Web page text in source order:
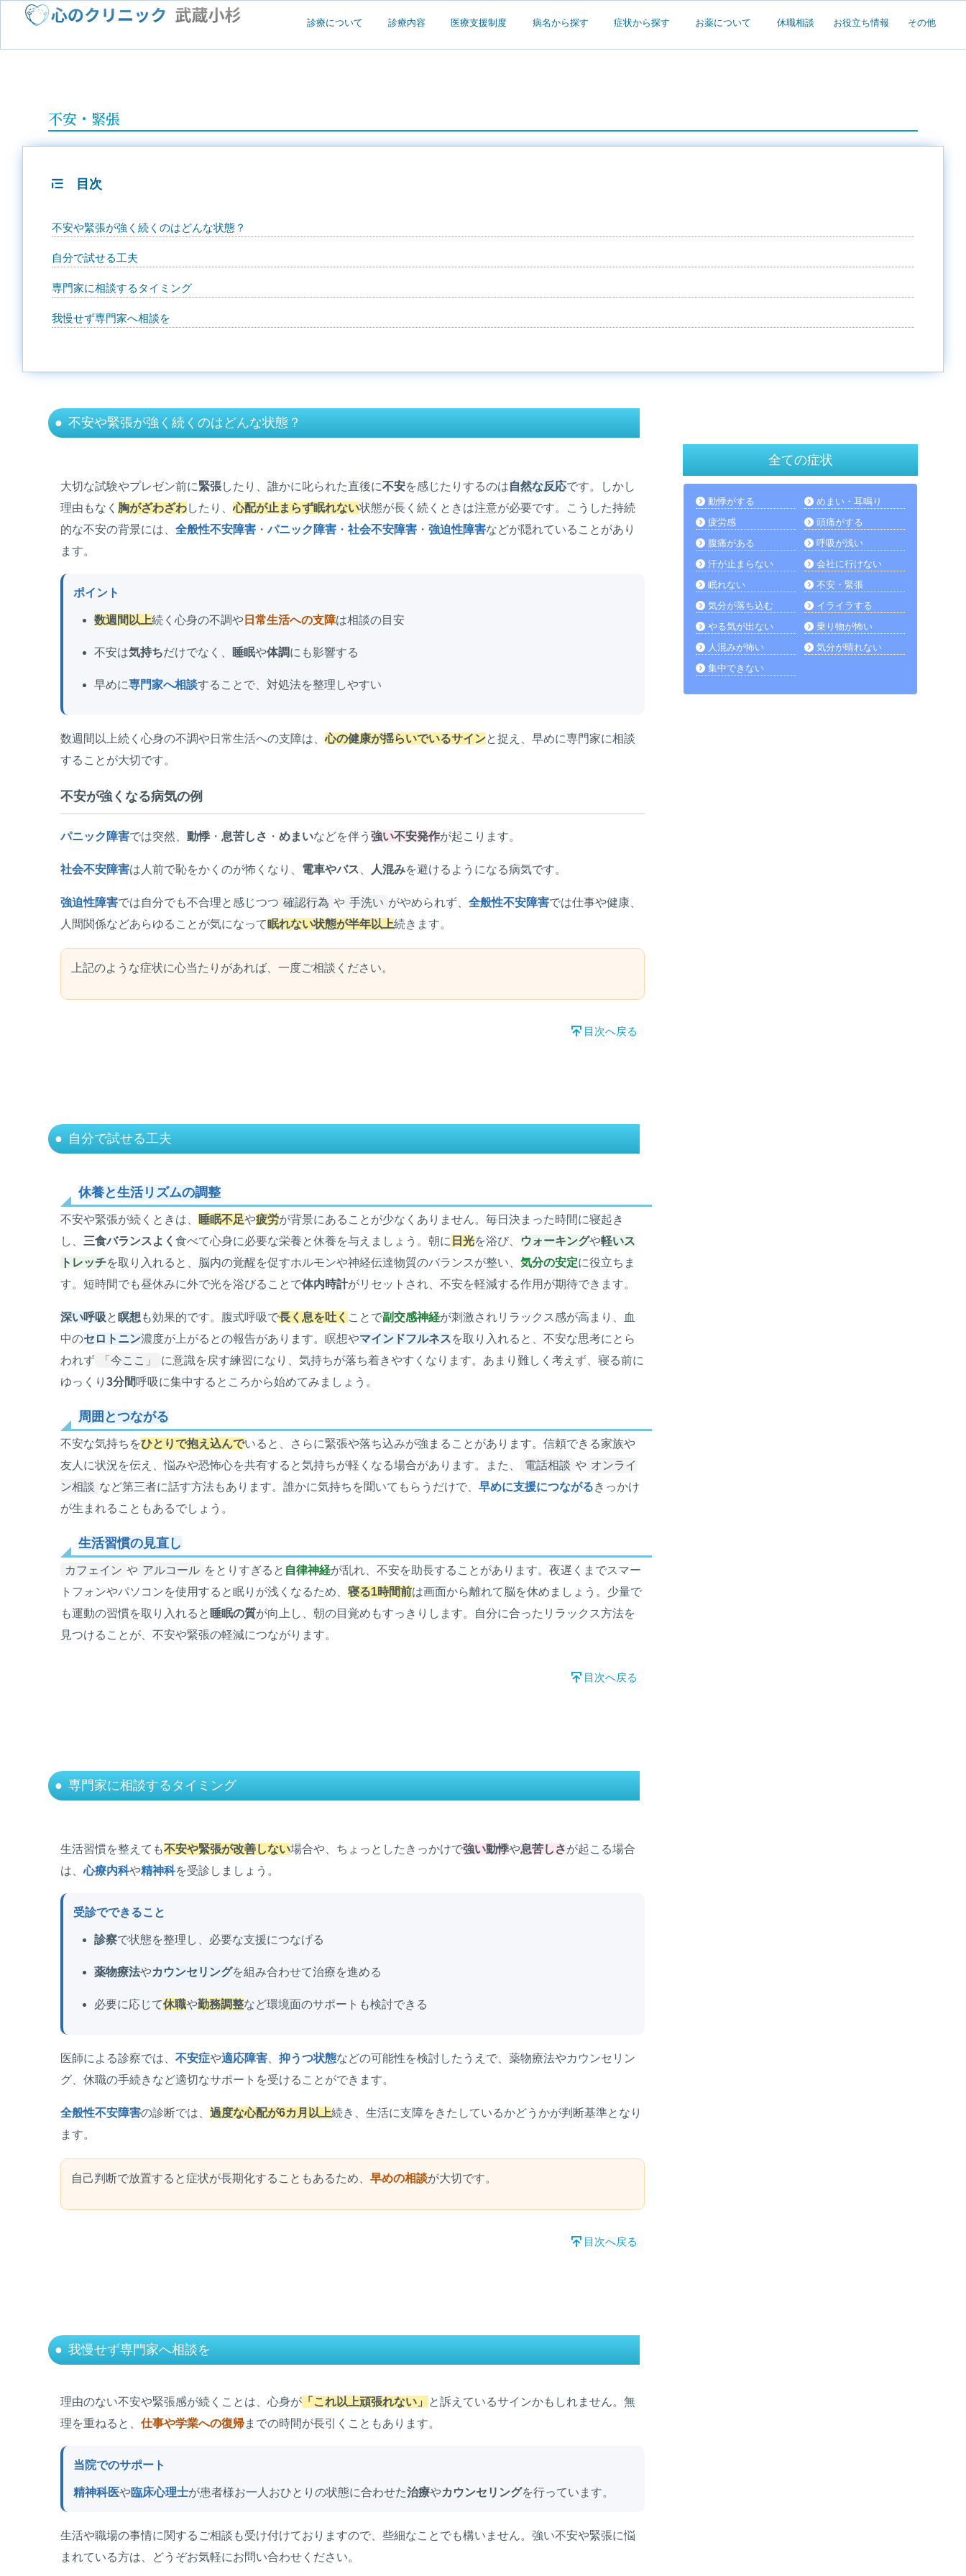
診療について 診療内容 医療支援制度 病名から探す 症状から探す お薬について 休職相談 お役立ち情報 その他
不安・緊張
目次
不安や緊張が強く続くのはどんな状態？
自分で試せる工夫
専門家に相談するタイミング
我慢せず専門家へ相談を
不安や緊張が強く続くのはどんな状態？
大切な試験やプレゼン前に緊張したり、誰かに叱られた直後に不安を感じたりするのは自然な反応です。しかし
理由もなく 胸がざわざわしたり、心配が止まらず眠れない状態が長く続くときは注意が必要です。こうした持続
的な不安の背景には、全般性不安障害 ・パニック障害 ・社会不安障害 ・強迫性障害などが隠れていることがあり
ます。
ポイント
数週間以上続く心身の不調や 日常生活への支障は相談の目安
不安は気持ちだけでなく、 睡眠や体調にも影響する
早めに専門家へ相談することで、対処法を整理しやすい
数週間以上続く心身の不調や日常生活への支障は、心の健康が揺らいでいるサインと捉え、早めに専門家に相談
することが大切です。
不安が強くなる病気の例
パニック障害では突然、動悸 ・ 息苦しさ ・めまいなどを伴う強い不安発作が起こります。
社会不安障害は人前で恥をかくのが怖くなり、 電車やバス 人混みを避けるようになる病気です。
強迫性障害では自分でも不合理と感じつつ 確認行為 や 手洗い がやめられず、全般性不安障害では仕事や健康、
人間関係などあらゆることが気になって眠れない状態が半年以上続きます。
上記のような症状に心当たりがあれば、一度ご相談ください。
目次へ戻る
自分で試せる工夫
休養と生活リズムの調整
不安や緊張が続くときは、 睡眠不足や疲労が背景にあることが少なくありません。毎日決まった時間に寝起き
し、 三食バランスよく食べて心身に必要な栄養と休養を与えましょう。朝に 日光を浴び、 ウォーキングや軽いス
トレッチを取り入れると、脳内の覚醒を促すホルモンや神経伝達物質のバランスが整い、気分の安定に役立ちま
す。短時間でも昼休みに外で光を浴びることで体内時計がリセットされ、不安を軽減する作用が期待できます。
深い呼吸と瞑想 も効果的です。腹式呼吸で長く息を吐く ことで副交感神経が刺激されリラックス感が高まり、血
中のセロトニン濃度が上がるとの報告があります。瞑想やマインドフルネスを取り入れると、不安な思考にとら
われず
「今ここ」
に意識を戻す練習になり、気持ちが落ち着きやすくなります。あまり難しく考えず、寝る前に
ゆっくり3分間呼吸に集中するところから始めてみましょう。
周囲とつながる
不安な気持ちをひとりで抱え込んでいると、さらに緊張や落ち込みが強まることがあります。信頼できる家族や
友人に状況を伝え、悩みや恐怖心を共有すると気持ちが軽くなる場合があります。また、
電話相談 や オンライ
ン相談 など第三者に話す方法もあります。誰かに気持ちを聞いてもらうだけで、早めに支援につながるきっかけ
が生まれることもあるでしょう。
生活習慣の見直し
カフェイン や アルコール をとりすぎると 自律神経が乱れ、不安を助長することがあります。夜遅くまでスマー
トフォンやパソコンを使用すると眠りが浅くなるため、寝る1時間前は画面から離れて脳を休めましょう。少量で
も運動の習慣を取り入れると 睡眠の質が向上し、朝の目覚めもすっきりします。自分に合ったリラックス方法を
見つけることが、不安や緊張の軽減につながります。
目次へ戻る
専門家に相談するタイミング
生活習慣を整えても不安や緊張が改善しない場合や、ちょっとしたきっかけで強い動悸や息苦しさが起こる場合
は、心療内科や精神科を受診しましょう。
受診でできること
診察で状態を整理し、必要な支援につなげる
薬物療法やカウンセリングを組み合わせて治療を進める
必要に応じて休職や勤務調整など環境面のサポートも検討できる
医師による診察では、不安症や適応障害 、抑うつ状態などの可能性を検討したうえで、薬物療法やカウンセリン
グ、休職の手続きなど適切なサポートを受けることができます。
全般性不安障害の診断では、過度な心配が6カ月以上続き、生活に支障をきたしているかどうかが判断基準となり
ます。
自己判断で放置すると症状が長期化することもあるため、早めの相談が大切です。
目次へ戻る
我慢せず専門家へ相談を
理由のない不安や緊張感が続くことは、心身が 「これ以上頑張れない」
と訴えているサインかもしれません。無
理を重ねると、仕事や学業への復帰までの時間が長引くこともあります。
当院でのサポート
精神科医や臨床心理士が患者様お一人おひとりの状態に合わせた治療やカウンセリングを行っています。
生活や職場の事情に関するご相談も受け付けておりますので、些細なことでも構いません。強い不安や緊張に悩
まれている方は、どうぞお気軽にお問い合わせください。
全ての症状
動悸がする
めまい・耳鳴り
疲労感
頭痛がする
腹痛がある
呼吸が浅い
汗が止まらない
会社に行けない
眠れない
不安・緊張
気分が落ち込む
イライラする
やる気が出ない
乗り物が怖い
人混みが怖い
気分が晴れない
集中できない